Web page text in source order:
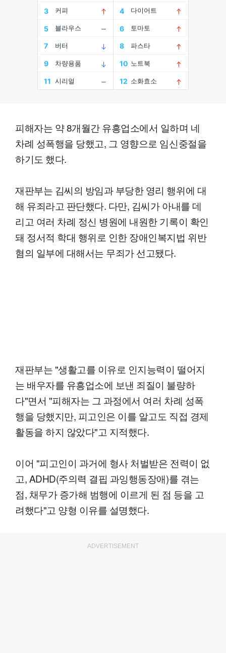
피해자는 약 8개월간 유흥업소에서 일하며 네
차례 성폭행을 당했고, 그 영향으로 임신중절을
하기도 했다.
재판부는 김씨의 방임과 부당한 영리 행위에 대
해 유죄라고 판단했다. 다만, 김씨가 아내를 데
리고 여러 차례 정신 병원에 내원한 기록이 확인
돼 정서적 학대 행위로 인한 장애인복지법 위반
혐의 일부에 대해서는 무죄가 선고됐다.
재판부는 "생활고를 이유로 인지능력이 떨어지
는 배우자를 유흥업소에 보낸 죄질이 불량하
다"면서 "피해자는 그 과정에서 여러 차례 성폭
행을 당했지만, 피고인은 이를 알고도 직접 경제
활동을 하지 않았다"고 지적했다.
이어 "피고인이 과거에 형사 처벌받은 전력이 없
고, ADHD(주의력 결핍 과잉행동장애)를 겪는
점, 채무가 증가해 범행에 이르게 된 점 등을 고
려했다"고 양형 이유를 설명했다.
ADVERTISEMENT